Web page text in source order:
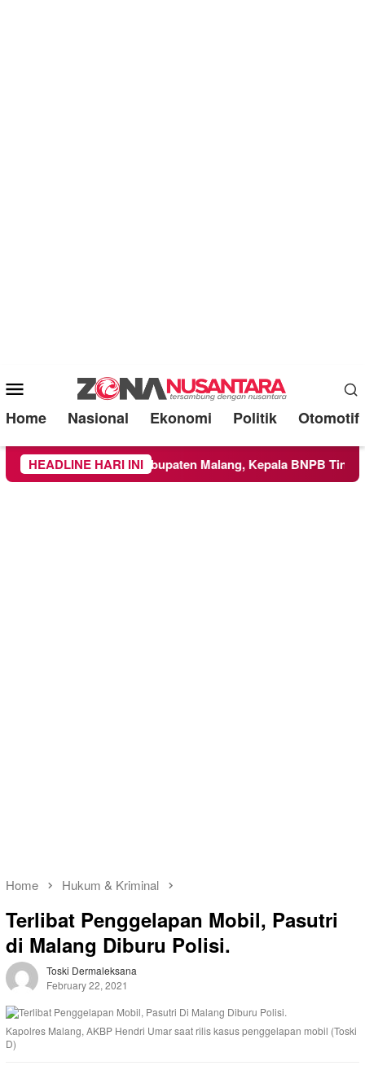
Mobile
Menu
Home Nasional Ekonomi Politik Otomotif
HEADLINE HARI INI
ke Wilayah Kabupaten Malang, Kepala BNPB Tinjau
Home Hukum & Kriminal
Terlibat Penggelapan Mobil, Pasutri
di Malang Diburu Polisi.
Toski Dermaleksana
February 22, 2021
Kapolres Malang, AKBP Hendri Umar saat rilis kasus penggelapan mobil (Toski
D)